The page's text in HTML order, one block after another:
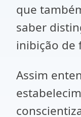
que
saber
inibição de
Assim